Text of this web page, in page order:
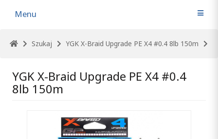
Menu
Szukaj YGK X-Braid Upgrade PE X4 #0.4 8lb 150m
YGK X-Braid Upgrade PE X4 #0.4
8lb 150m